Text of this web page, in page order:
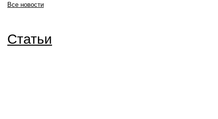
Все новости
Статьи